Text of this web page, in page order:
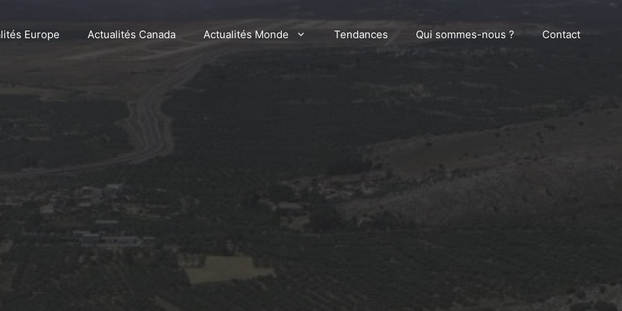
Europe Actualités Canada Actualités Monde Tendances Qui sommes-nous ? Contact